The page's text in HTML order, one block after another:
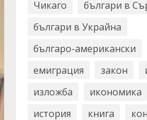
Чикаго
българи в
българи в Украйна
българо-американски
емиграция
закон
изложба
икономика
история
книга